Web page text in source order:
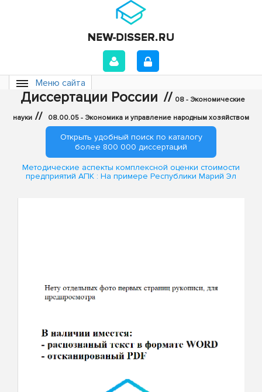
Меню сайта
Диссертации России // 08 - Экономические
науки // 08.00.05 - Экономика и управление народным хозяйством
Открыть удобный поиск по каталогу
более 800 000 диссертаций
Методические аспекты комплексной оценки стоимости
предприятий АПК : На примере Республики Марий Эл